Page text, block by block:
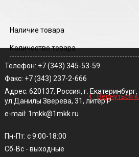
Наличие товара
Количество товара
‹ Вернуться
Телефон: +7 (343) 345-53-59
Факс: +7 (343) 237-2-666
Адрес: 620137, Россия, г. Екатеринбург,
ул.Данилы Зверева, 31, литер Р
e-mail: 1mkk@1mkk.ru
Пн-Пт: с 9:00-18:00
Сб-Вс - выходные